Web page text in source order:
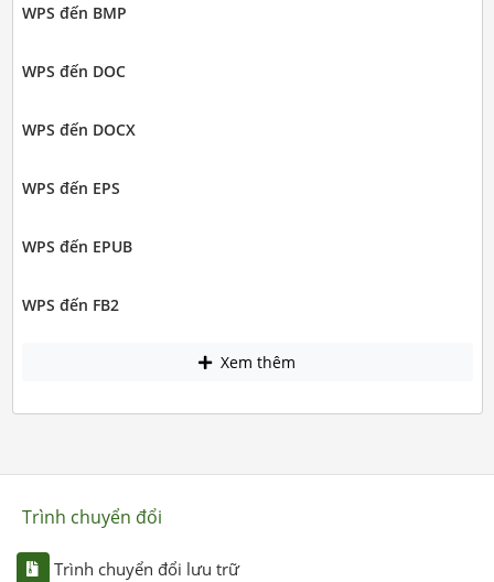
WPS đến BMP
WPS đến DOC
WPS đến DOCX
WPS đến EPS
WPS đến EPUB
WPS đến FB2
Xem thêm
Trình chuyển đổi
Trình chuyển đổi lưu trữ